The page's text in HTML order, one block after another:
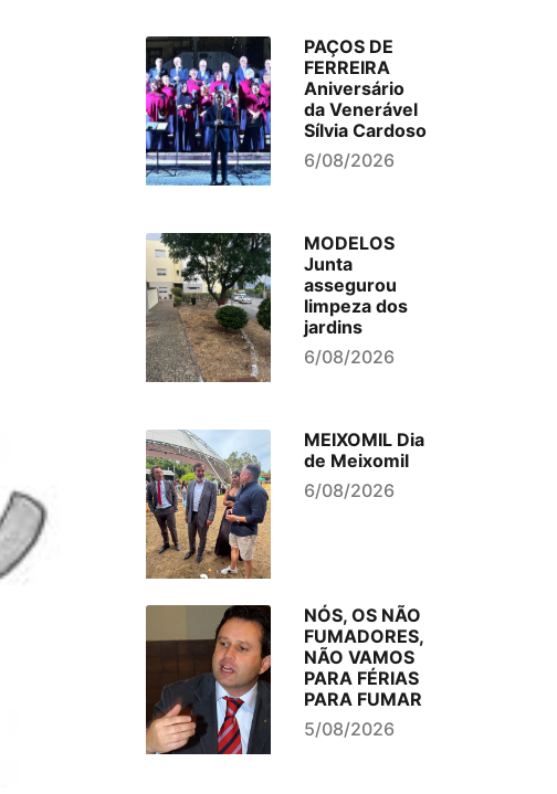
PAÇOS DE
FERREIRA
Aniversário
da Venerável
Sílvia Cardoso
6/08/2026
MODELOS
Junta
assegurou
limpeza dos
jardins
6/08/2026
MEIXOMIL Dia
de Meixomil
6/08/2026
NÓS, OS NÃO
FUMADORES,
NÃO VAMOS
PARA FÉRIAS
PARA FUMAR
5/08/2026